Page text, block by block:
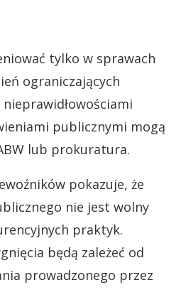
tylko w sprawach
ograniczających
publicznymi mogą
lub prokuratura.
pokazuje, że
nie jest wolny
praktyk.
będą zależeć od
prowadzonego przez